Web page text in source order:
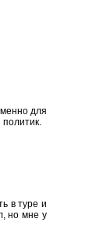
для
в туре и
но мне у